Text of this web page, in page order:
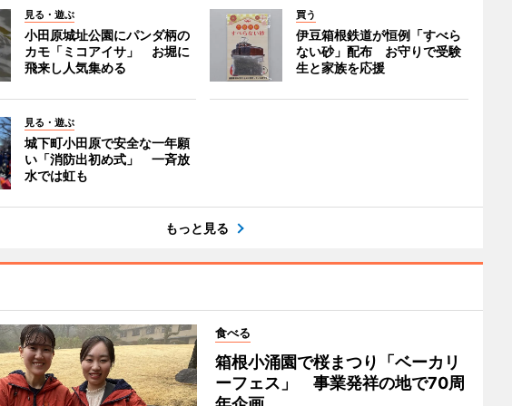
見る・遊ぶ
小田原城址公園にパンダ柄の
カモ「ミコアイサ」 お堀に
飛来し人気集める
買う
伊豆箱根鉄道が恒例「すべら
ない砂」配布 お守りで受験
生と家族を応援
見る・遊ぶ
城下町小田原で安全な一年願
い「消防出初め式」 一斉放
水では虹も
もっと見る
食べる
箱根小涌園で桜まつり「ベーカリ
ーフェス」 事業発祥の地で70周